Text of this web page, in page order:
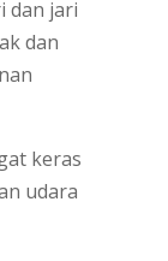
dan jari
dan
keras
udara